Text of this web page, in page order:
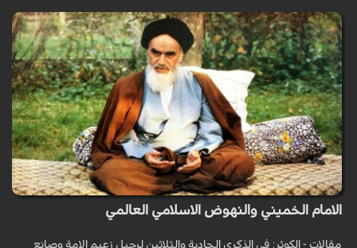
الامام الخميني والنهوض الاسلامي العالمي
مقالات - الكوثر: في الذكرى الحادية والثلاثين لرحيل زعيم الامة وصانع